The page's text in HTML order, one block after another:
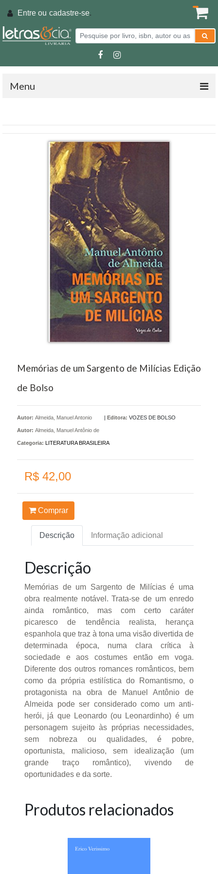
Entre ou cadastre-se.
Menu
Memórias de um Sargento de Milícias Edição
de Bolso
Autor: Almeida, Manuel Antonio
Autor: Almeida, Manuel Antônio de
| Editora: VOZES DE BOLSO
Categoria: LITERATURA BRASILEIRA
R$ 42,00
Comprar
Descrição Informação adicional
Descrição
Memórias de um Sargento de Milícias é uma
obra realmente notável. Trata-se de um enredo
ainda romântico, mas com certo caráter
picaresco de tendência realista, herança
espanhola que traz à tona uma visão divertida de
determinada época, numa clara crítica à
sociedade e aos costumes então em voga.
Diferente dos outros romances românticos, bem
como da própria estilística do Romantismo, o
protagonista na obra de Manuel Antônio de
Almeida pode ser considerado como um anti-
herói, já que Leonardo (ou Leonardinho) é um
personagem sujeito às próprias necessidades,
sem nobreza ou qualidades, é pobre,
oportunista, malicioso, sem idealização (um
grande traço romântico), vivendo de
oportunidades e da sorte.
Produtos relacionados